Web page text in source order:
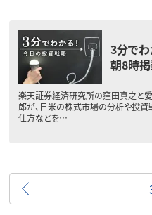
3分でわ
朝8時掲
楽天証券経済研究所の窪田真之と愛
郎が、日米の株式市場の分析や投資
仕方などを…
前へ